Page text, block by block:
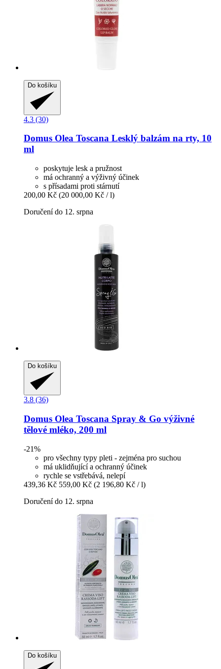
Do košíku
4.3 (30)
Domus Olea Toscana Lesklý balzám na rty, 10
ml
poskytuje lesk a pružnost
má ochranný a výživný účinek
s přísadami proti stárnutí
200,00 Kč (20 000,00 Kč / l)
Doručení do 12. srpna
Do košíku
3.8 (36)
Domus Olea Toscana Spray & Go výživné
tělové mléko, 200 ml
-21%
pro všechny typy pleti - zejména pro suchou
má uklidňující a ochranný účinek
rychle se vstřebává, nelepí
439,36 Kč 559,00 Kč (2 196,80 Kč / l)
Doručení do 12. srpna
Do košíku